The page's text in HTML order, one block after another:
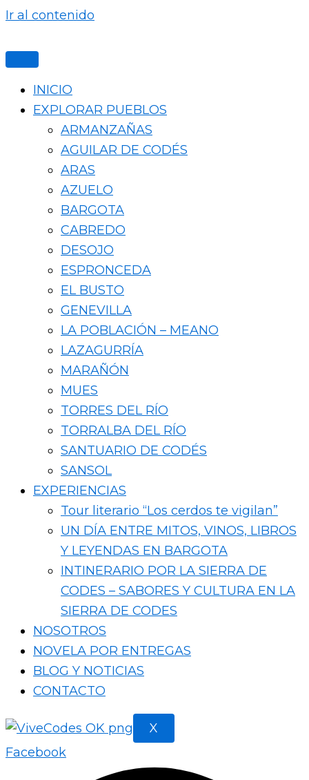
Ir al contenido
INICIO
EXPLORAR PUEBLOS
ARMANZAÑAS
AGUILAR DE CODÉS
ARAS
AZUELO
BARGOTA
CABREDO
DESOJO
ESPRONCEDA
EL BUSTO
GENEVILLA
LA POBLACIÓN – MEANO
LAZAGURRÍA
MARAÑÓN
MUES
TORRES DEL RÍO
TORRALBA DEL RÍO
SANTUARIO DE CODÉS
SANSOL
EXPERIENCIAS
Tour literario “Los cerdos te vigilan”
UN DÍA ENTRE MITOS, VINOS, LIBROS
Y LEYENDAS EN BARGOTA
INTINERARIO POR LA SIERRA DE
CODES – SABORES Y CULTURA EN LA
SIERRA DE CODES
NOSOTROS
NOVELA POR ENTREGAS
BLOG Y NOTICIAS
CONTACTO
X
Facebook